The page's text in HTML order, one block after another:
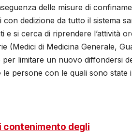
delle misure di
dedizione da tutto il sistema
e si cerca di riprendere l’attività
(Medici di Medicina Generale,
limitare un nuovo diffondersi
persone con le quali sono state
contenimento degli